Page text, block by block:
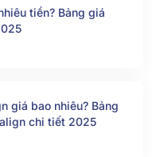
tiền? Bảng giá
giá bao nhiêu? Bảng
chi tiết 2025